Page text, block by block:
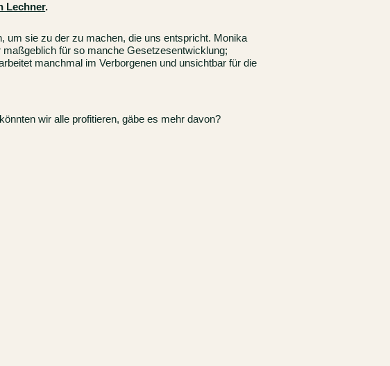
Lechner.
um sie zu der zu machen, die uns entspricht. Monika
für so manche Gesetzesentwicklung;
manchmal im Verborgenen und unsichtbar für die
wir alle profitieren, gäbe es mehr davon?